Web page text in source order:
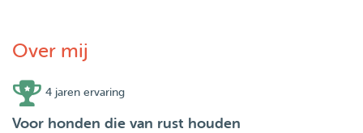
Over mij
4 jaren ervaring
Voor honden die van rust houden